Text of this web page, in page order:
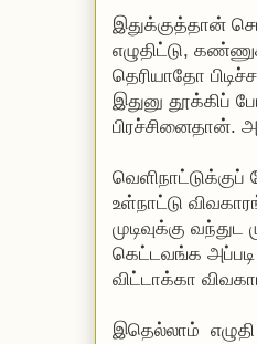
இதுக்குத்தான்
எழுதிட்டு,
தெரியாதோ
இதுனு தூக்கிப்
பிரச்சினைதான்.
வெளிநாட்டுக்குப்
உள்நாட்டு
முடிவுக்கு
கெட்டவங்க
விட்டாக்கா
இதெல்லாம் எழுதி